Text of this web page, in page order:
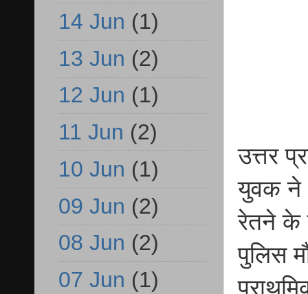
उत्तर
युवक ने
रेतने के
पुलिस
14 Jun (1)
13 Jun (2)
12 Jun (1)
11 Jun (2)
10 Jun (1)
09 Jun (2)
08 Jun (2)
07 Jun (1)